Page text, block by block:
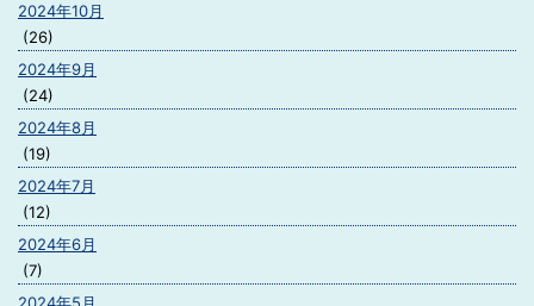
2024年10月
(26)
2024年9月
(24)
2024年8月
(19)
2024年7月
(12)
2024年6月
(7)